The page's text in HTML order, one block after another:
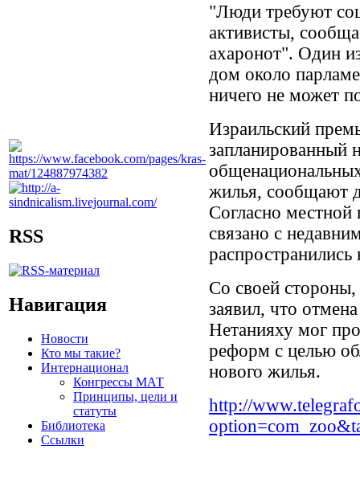
RSS
Навигация
Новости
Кто мы такие?
Интернационал
Конгрессы МАТ
Принципы, цели и
статуты
Библиотека
Ссылки
"Люди требуют
активисты,
ахаронот". Один
дом около
ничего не может
Израильский
запланированный
жилья, сообщают
Согласно местной
связано с
Со своей стороны,
заявил, что
Нетанияху мог
реформ с целью
нового жилья.
http://